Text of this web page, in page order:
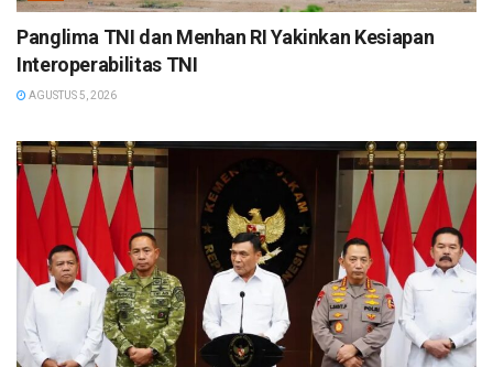
Panglima TNI dan Menhan RI Yakinkan Kesiapan
Interoperabilitas TNI
AGUSTUS 5, 2026